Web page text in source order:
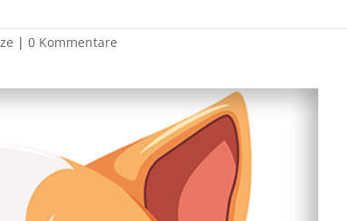
| 0 Kommentare